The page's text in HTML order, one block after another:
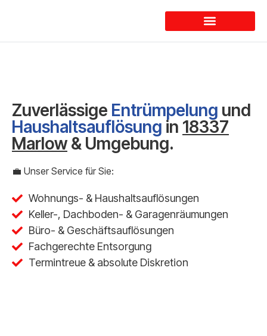
Zuverlässige Entrümpelung und
Haushaltsauflösung in 18337
Marlow & Umgebung.
💼 Unser Service für Sie:
Wohnungs- & Haushaltsauflösungen
Keller-, Dachboden- & Garagenräumungen
Büro- & Geschäftsauflösungen
Fachgerechte Entsorgung
Termintreue & absolute Diskretion